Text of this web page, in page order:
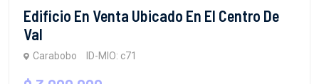
Edificio En Venta Ubicado En El Centro De
Val
Carabobo ID-MIO: c71